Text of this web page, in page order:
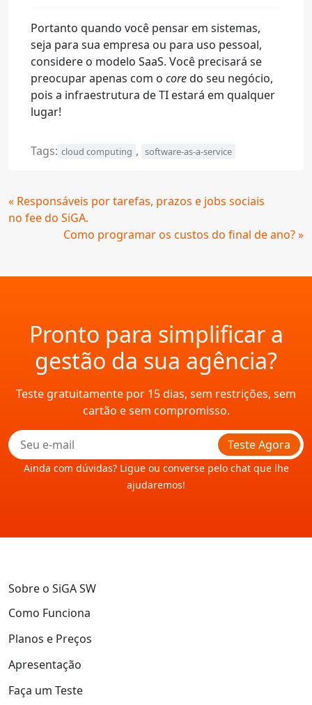
Portanto quando você pensar em sistemas,
seja para sua empresa ou para uso pessoal,
considere o modelo SaaS. Você precisará se
preocupar apenas com o coredo seu negócio,
pois a infraestrutura de TI estará em qualquer
lugar!
Tags: cloud computing , software-as-a-service
Continue
Lendo
« Responsáveis por tarefas, prazos e jobs sociais
no fee do SiGA.
Como programar os custos do final de ano? »
Pronto para simplificar a
gestão da sua agência?
Teste gratuitamente por 15 dias, sem restrições, sem
cartão e sem compromisso.
Teste Agora
Ainda com dúvidas? Ligue ou converse pelo chat que lhe
ajudaremos!
Sobre o SiGA SW
Como Funciona
Planos e Preços
Apresentação
Faça um Teste